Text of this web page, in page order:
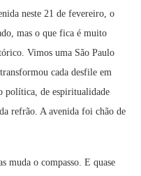
neste 21 de fevereiro, o
mas o que fica é muito
Vimos uma São Paulo
cada desfile em
política, de espiritualidade
refrão. A avenida foi chão de
muda o compasso. E quase